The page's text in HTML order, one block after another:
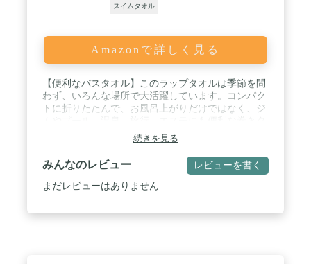
スイムタオル
Amazonで詳しく見る
【便利なバスタオル】このラップタオルは季節を問
わず、いろんな場所で大活躍しています。コンパク
トに折りたたんで、お風呂上がりだけではなく、ジ
オルです。このプールタオルは真空パックされ、洗
濯したら、いい風合いになりますよ。 / 【ずり落ち
ない】この大判バスタオルは簡単に固定できます。
急いで着替えしなくても、ゆっくり化粧したりでき
ます。 / 【フリーサイズ】この巻きタオルは胸元に
続きを見る
みんなのレビュー レビューを書く
まだレビューはありません